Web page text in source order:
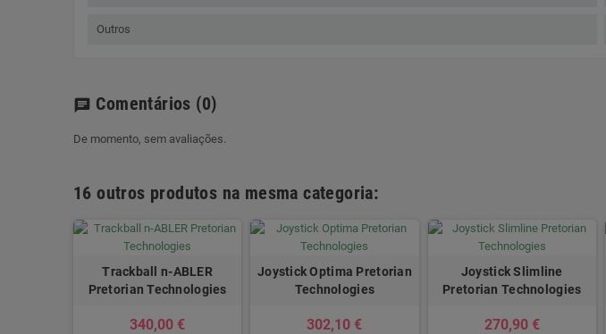
Outros
chat Comentários (0)
De momento, sem avaliações.
16 outros produtos na mesma categoria:
Trackball n-ABLER
Pretorian Technologies
340,00 €
Joystick Optima Pretorian
Technologies
302,10 €
Joystick Slimline
Pretorian Technologies
270,90 €